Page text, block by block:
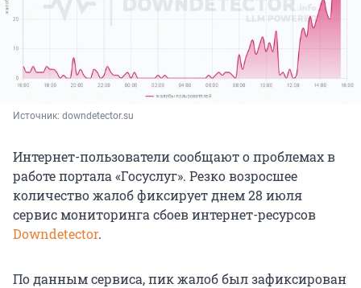
Источник: downdetector.su
Интернет-пользователи сообщают о проблемах в
работе портала «Госуслуг». Резко возросшее
количество жалоб фиксирует днем 28 июля
сервис мониторинга сбоев интернет-ресурсов
Downdetector.
По данным сервиса, пик жалоб был зафиксирован